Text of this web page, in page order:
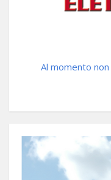
Al momento